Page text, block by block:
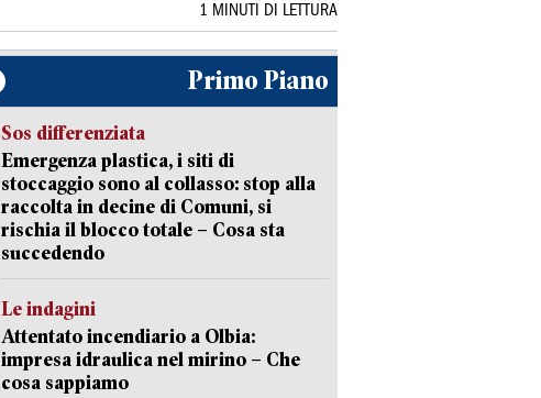
1 MINUTI DI LETTURA
Primo Piano
Sos differenziata
Emergenza plastica, i siti di
stoccaggio sono al collasso: stop alla
raccolta in decine di Comuni, si
rischia il blocco totale – Cosa sta
succedendo
Le indagini
Attentato incendiario a Olbia:
impresa idraulica nel mirino – Che
cosa sappiamo